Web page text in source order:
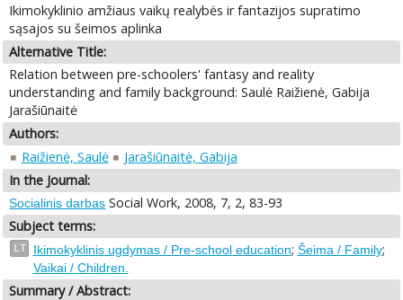
Ikimokyklinio amžiaus vaikų realybės ir fantazijos supratimo
sąsajos su šeimos aplinka
Alternative Title:
Relation between pre-schoolers' fantasy and reality
understanding and family background: Saulė Raižienė, Gabija
Jarašiūnaitė
Authors:
Raižienė, Saulė
Jarašiūnaitė, Gabija
In the Journal:
Socialinis darbas Social Work, 2008, 7, 2, 83-93
Subject terms:
LT Ikimokyklinis ugdymas / Pre-school education; Šeima / Family;
Vaikai / Children.
Summary / Abstract: